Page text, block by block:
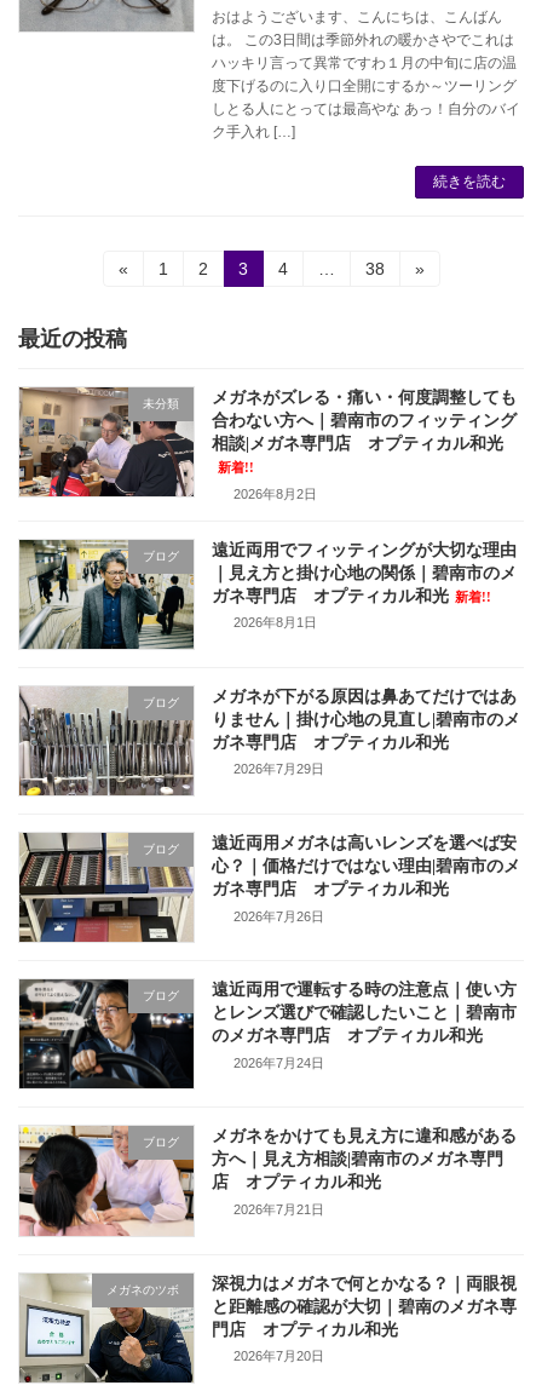
おはようございます、こんにちは、こんばん
は。 この3日間は季節外れの暖かさやでこれは
ハッキリ言って異常ですわ１月の中旬に店の温
度下げるのに入り口全開にするか～ツーリング
しとる人にとっては最高やな あっ！自分のバイ
ク手入れ […]
続きを読む
の
ペ
ー
ジ
り
«
固1
固
2
固
定
3
固
4
固
38 »
最近の投稿
未分類
メガネがズレる・痛い・何度調整しても
合わない方へ｜碧南市のフィッティング
相談|メガネ専門店 オプティカル和光
新着!!
2026年8月2日
ブログ
遠近両用でフィッティングが大切な理由
｜見え方と掛け心地の関係｜碧南市のメ
ガネ専門店 オプティカル和光 新着!!
2026年8月1日
ブログ
メガネが下がる原因は鼻あてだけではあ
りません｜掛け心地の見直し|碧南市のメ
ガネ専門店 オプティカル和光
2026年7月29日
ブログ
遠近両用メガネは高いレンズを選べば安
心？｜価格だけではない理由|碧南市のメ
ガネ専門店 オプティカル和光
2026年7月26日
ブログ
遠近両用で運転する時の注意点｜使い方
とレンズ選びで確認したいこと｜碧南市
のメガネ専門店 オプティカル和光
2026年7月24日
ブログ
メガネをかけても見え方に違和感がある
方へ｜見え方相談|碧南市のメガネ専門
店 オプティカル和光
2026年7月21日
メガネのツボ
深視力はメガネで何とかなる？｜両眼視
と距離感の確認が大切｜碧南のメガネ専
門店 オプティカル和光
2026年7月20日